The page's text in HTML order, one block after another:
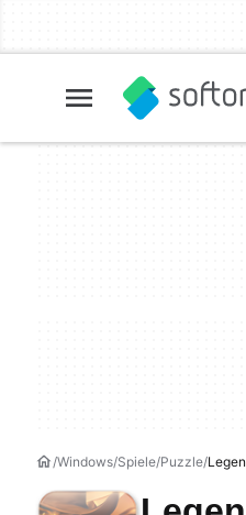
Windows Spiele Puzzle